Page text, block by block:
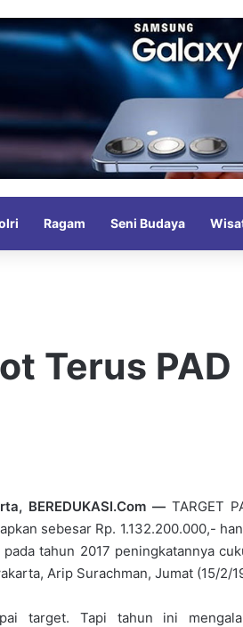
Ragam Seni Budaya
Terus PAD
BEREDUKASI.Com —TARGET
sebesar Rp. 1.132.200.000,-
tahun 2017 peningkatannya
Arip Surachman, Jumat (15/2/
target. Tapi tahun ini